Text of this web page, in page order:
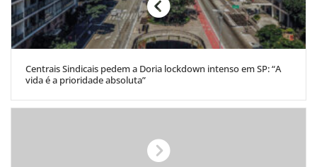
Centrais Sindicais pedem a Doria lockdown intenso em SP: “A
vida é a prioridade absoluta”